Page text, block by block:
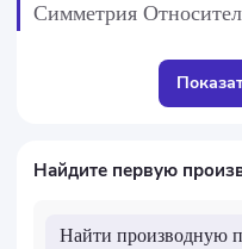
Симметрия
Найдите первую
Найти производную